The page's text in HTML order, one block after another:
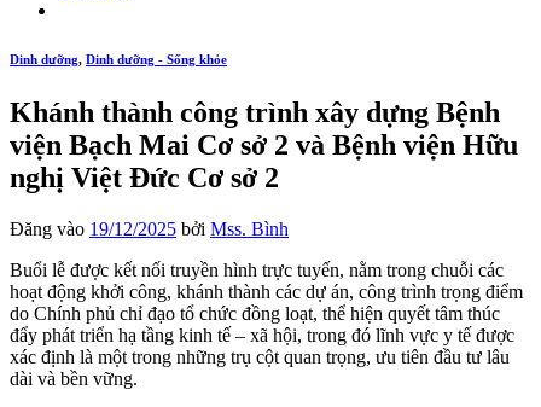
Dinh dưỡng, Dinh dưỡng - Sống khỏe
Khánh thành công trình xây dựng Bệnh
viện Bạch Mai Cơ sở 2 và Bệnh viện Hữu
nghị Việt Đức Cơ sở 2
Đăng vào 19/12/2025 bởi Mss. Bình
Buổi lễ được kết nối truyền hình trực tuyến, nằm trong chuỗi các
hoạt động khởi công, khánh thành các dự án, công trình trọng điểm
do Chính phủ chỉ đạo tổ chức đồng loạt, thể hiện quyết tâm thúc
đẩy phát triển hạ tầng kinh tế – xã hội, trong đó lĩnh vực y tế được
xác định là một trong những trụ cột quan trọng, ưu tiên đầu tư lâu
dài và bền vững.